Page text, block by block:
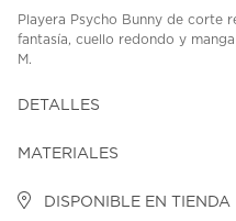
Playera Psycho Bunny de corte
fantasía, cuello redondo y
M.
DETALLES
MATERIALES
DISPONIBLE EN TIENDA